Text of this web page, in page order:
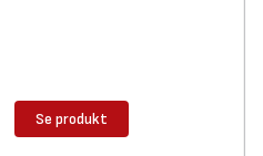
Se produkt